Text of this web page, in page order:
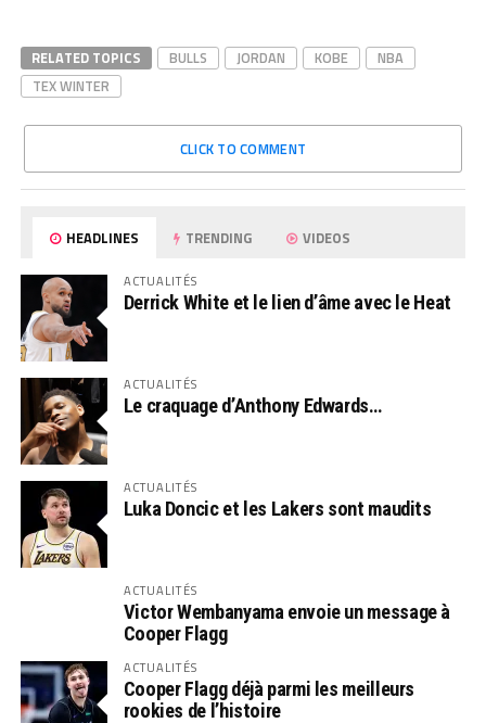
RELATED TOPICS BULLS JORDAN KOBE
NBA
TEX WINTER
CLICK TO COMMENT
HEADLINES TRENDING VIDEOS
ACTUALITÉS
Derrick White et le lien d’âme avec le Heat
ACTUALITÉS
Le craquage d’Anthony Edwards…
ACTUALITÉS
Luka Doncic et les Lakers sont maudits
ACTUALITÉS
Victor Wembanyama envoie un message à
Cooper Flagg
ACTUALITÉS
Cooper Flagg déjà parmi les meilleurs
rookies de l’histoire